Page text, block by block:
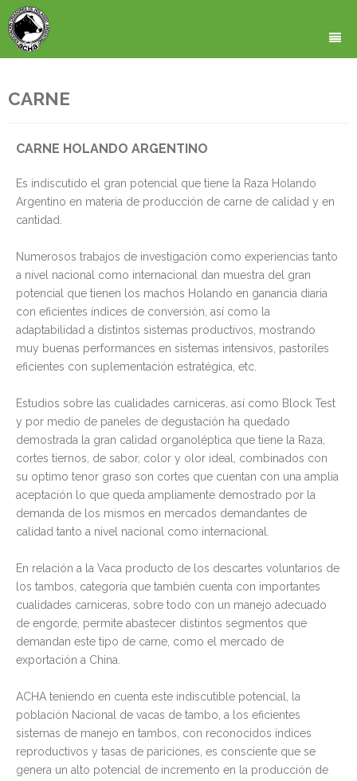
CARNE
CARNE HOLANDO ARGENTINO
Es indiscutido el gran potencial que tiene la Raza Holando
Argentino en materia de producción de carne de calidad y en
cantidad.
Numerosos trabajos de investigación como experiencias tanto
a nivel nacional como internacional dan muestra del gran
potencial que tienen los machos Holando en ganancia diaria
con eficientes índices de conversión, así como la
adaptabilidad a distintos sistemas productivos, mostrando
muy buenas performances en sistemas intensivos, pastoriles
eficientes con suplementación estratégica, etc.
Estudios sobre las cualidades carniceras, así como Block Test
y por medio de paneles de degustación ha quedado
demostrada la gran calidad organoléptica que tiene la Raza,
cortes tiernos, de sabor, color y olor ideal, combinados con
su optimo tenor graso son cortes que cuentan con una amplia
aceptación lo que queda ampliamente demostrado por la
demanda de los mismos en mercados demandantes de
calidad tanto a nivel nacional como internacional.
En relación a la Vaca producto de los descartes voluntarios de
los tambos, categoría que también cuenta con importantes
cualidades carniceras, sobre todo con un manejo adecuado
de engorde, permite abastecer distintos segmentos que
demandan este tipo de carne, como el mercado de
exportación a China.
ACHA teniendo en cuenta este indiscutible potencial, la
población Nacional de vacas de tambo, a los eficientes
sistemas de manejo en tambos, con reconocidos índices
reproductivos y tasas de pariciones, es consciente que se
genera un alto potencial de incremento en la producción de
HOME
SECCION INSTITUCIONAL
COMISION DIRECTIVA
ESTATUTO DE NUESTRA ASOCIACION
REGLAMENTOS
ARANCELES
HAGASE SOCIO (Formulario de Inscripción)
UBICACION DE LA ASOCIACION
Mapa de Ubicación
Viniendo desde Liniers
Viniendo desde Constitución
Viniendo de Cabildo y Juramento
Viniendo desde el Obelisco
CONTROL LECHERO
CALIFICACIONES
REGISTRO DE CRIAS
PADRON DE REPRODUCTORES
CARNE
CUOTA HITON
CARNE VACA HOLANDO
EVALUACIONES GENETICAS
EVALUACIONES GENOMICAS
NOTICIAS Y ACTUALIDAD
EXPOSICIONES Y REMATES
CALENDARIO DE EXPOSICIONES Y REMATES 2026
CALENDARIO DE EXPOSICIONES Y REMATES 2025
CALENDARIO DE EXPOSICIONES Y REMATES 2024
CALENDARIO DE EXPOSICIONES Y REMATES 2023
CALENDARIO DE EXPOSICIONES Y REMATES 2022
CALENDARIO DE EXPOSICIONES Y REMATES 2021
CALENDARIO DE EXPOSICIONES Y REMATES 2020
CALENDARIO DE EXPOSICIONES Y REMATES 2019
CALENDARIO DE EXPOSICIONES Y REMATES 2018
NUESTRO HOLANDO
ULTIMA EDICION
EDICIONES ANTERIORES
SICEL
CONTACTO
BUSCAR
REGISTRARSE